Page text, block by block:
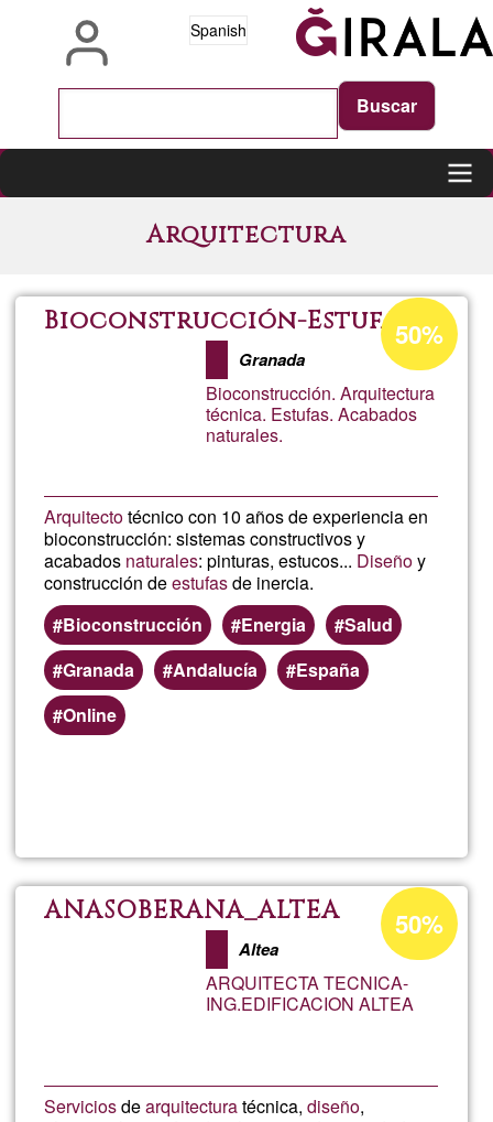
Spanish
navigation
Arquitectura
Bioconstrucción-Estufas
Granada
Bioconstrucción. Arquitectura
técnica. Estufas. Acabados
naturales.
Arquitectotécnico con 10 años de experiencia en
bioconstrucción: sistemas constructivos y
acabados naturales: pinturas, estucos... Diseñoy
construcción deestufasde inercia.
Bioconstrucción
Energia
Salud
Granada
Andalucía
España
Online
Porcentaje
de
aceptación
de
50%
Estufas
ANASOBERANA_ALTEA
Altea
ARQUITECTA TECNICA-
ING.EDIFICACION ALTEA
Serviciosdearquitecturatécnica,diseño,
Porcentaje
de
aceptación
de
50%